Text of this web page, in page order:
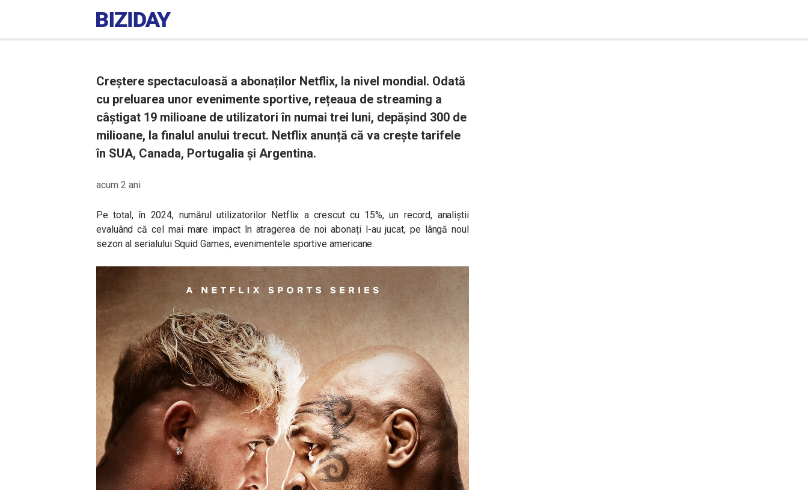
Creștere spectaculoasă a abonaților Netflix, la nivel mondial. Odată
cu preluarea unor evenimente sportive, rețeaua de streaming a
câștigat 19 milioane de utilizatori în numai trei luni, depășind 300 de
milioane, la finalul anului trecut. Netflix anunță că va crește tarifele
în SUA, Canada, Portugalia și Argentina.
acum 2 ani
Pe total, în 2024, numărul utilizatorilor Netflix a crescut cu 15%, un record, analiștii
evaluând că cel mai mare impact în atragerea de noi abonați l-au jucat, pe lângă noul
sezon al serialului Squid Games, evenimentele sportive americane.